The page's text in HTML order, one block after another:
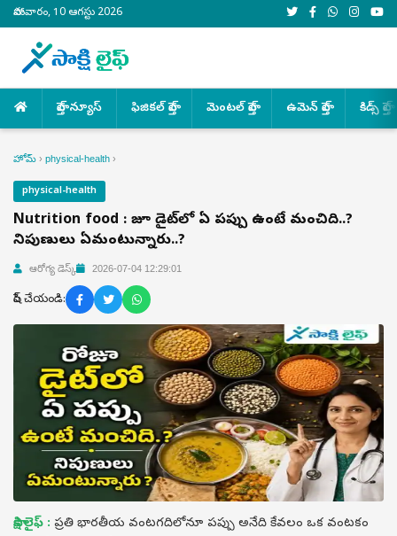
సోమవారం, 10 ఆగస్టు 2026
హెల్త్ న్యూస్ ఫిజికల్ హెల్త్ మెంటల్ హెల్త్ ఉమెన్ హెల్త్ కిడ్స్ హెల్త్
హోమ్ › physical-health ›
physical-health
Nutrition food : రోజూ డైట్‌లో ఏ పప్పు ఉంటే మంచిది..?
నిపుణులు ఏమంటున్నారు..?
ఆరోగ్య డెస్క్ 2026-07-04 12:29:01
షేర్ చేయండి:
సాక్షి లైఫ్ : ప్రతి భారతీయ వంటగదిలోనూ పప్పు అనేది కేవలం ఒక వంటకం